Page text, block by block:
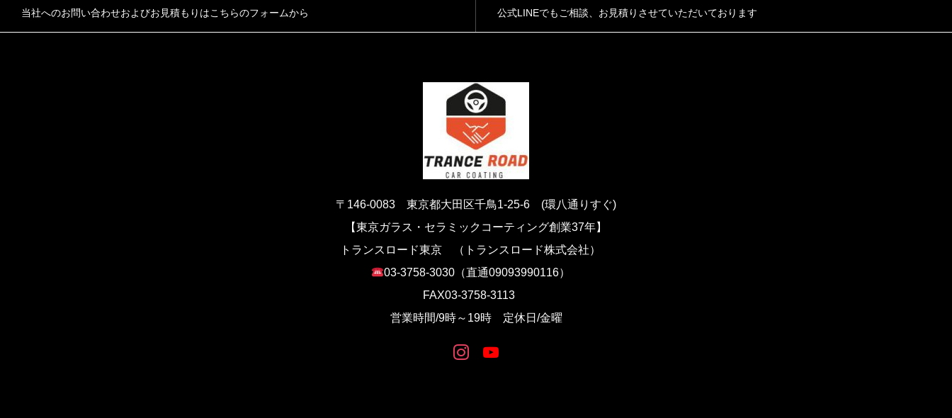
当社へのお問い合わせおよびお見積もりはこちらのフォームから 公式LINEでもご相談、お見積りさせていただいております
〒146-0083 東京都大田区千鳥1-25-6 (環八通りすぐ)
【東京ガラス・セラミックコーティング創業37年】
トランスロード東京 （トランスロード株式会社）
03-3758-3030（直通09093990116）
FAX03-3758‐3113
営業時間/9時～19時 定休日/金曜